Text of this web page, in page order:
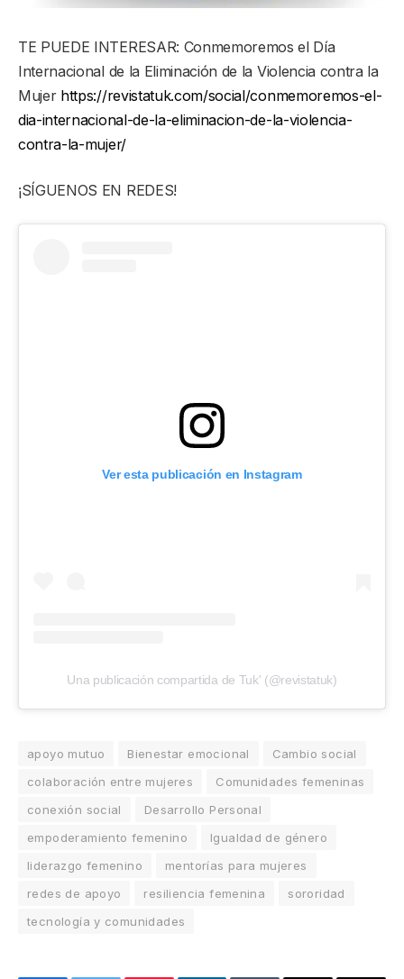
TE PUEDE INTERESAR: Conmemoremos el Día
Internacional de la Eliminación de la Violencia contra la
Mujer https://revistatuk.com/social/conmemoremos-el-
dia-internacional-de-la-eliminacion-de-la-violencia-
contra-la-mujer/
¡SÍGUENOS EN REDES!
Ver esta publicación en Instagram
Una publicación compartida de Tuk' (@revistatuk)
apoyo mutuo Bienestar emocional
Cambio social
colaboración entre mujeres
Comunidades femeninas
conexión social
Desarrollo Personal
empoderamiento femenino
Igualdad de género
liderazgo femenino
mentorías para mujeres
redes de apoyo
resiliencia femenina
sororidad
tecnología y comunidades